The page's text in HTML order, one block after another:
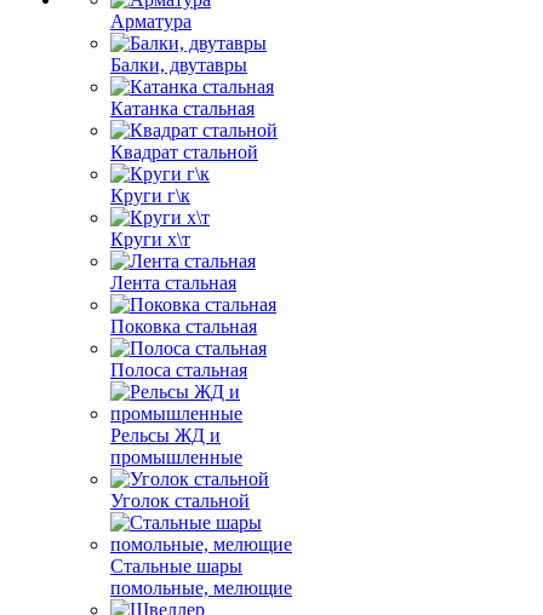
Арматура
Балки, двутавры
Катанка стальная
Квадрат стальной
Круги г\к
Круги х\т
Лента стальная
Поковка стальная
Полоса стальная
Рельсы ЖД и
промышленные
Уголок стальной
Стальные шары
помольные, мелющие